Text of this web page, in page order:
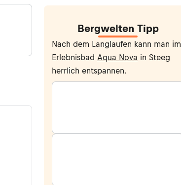
Bergwelten Tipp
Nach dem Langlaufen kann man im
Erlebnisbad Aqua Nova in Steeg
herrlich entspannen.